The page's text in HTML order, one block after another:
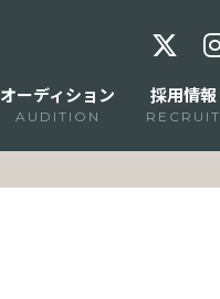
オーディション
AUDITION
採用情報
RECRUIT